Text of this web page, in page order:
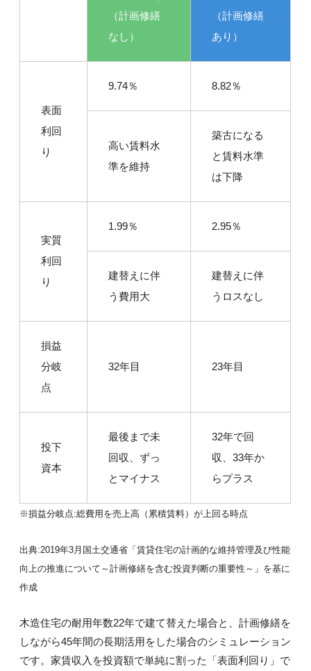
（計画修繕
なし）
（計画修繕
あり）
表面
利回
り
9.74％ 8.82％
高い賃料水
準を維持
築古になる
と賃料水準
は下降
実質
利回
り
1.99％ 2.95％
建替えに伴
う費用大
建替えに伴
うロスなし
損益
分岐
点
32年目 23年目
投下
資本
最後まで未
回収、ずっ
とマイナス
32年で回
収、33年か
らプラス
※損益分岐点:総費用を売上高（累積賃料）が上回る時点
出典:2019年3月国土交通省「賃貸住宅の計画的な維持管理及び性能
向上の推進について～計画修繕を含む投資判断の重要性～」を基に
作成
木造住宅の耐用年数22年で建て替えた場合と、計画修繕を
しながら45年間の長期活用をした場合のシミュレーション
です。家賃収入を投資額で単純に割った「表面利回り」で